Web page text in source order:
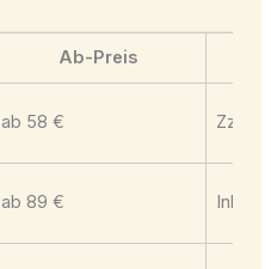
Ab-Preis
ab 58 € Zzgl.
ab 89 € Inkl.